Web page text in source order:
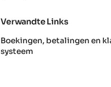
Verwandte Links
Boekingen, betalingen en
systeem